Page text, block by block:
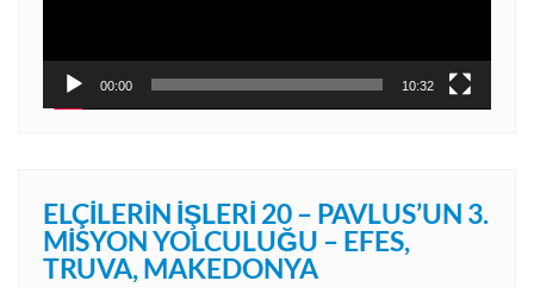
00:00 10:32
ELÇILERIN İŞLERI 20 – PAVLUS’UN 3.
MISYON YOLCULUĞU – EFES,
TRUVA, MAKEDONYA